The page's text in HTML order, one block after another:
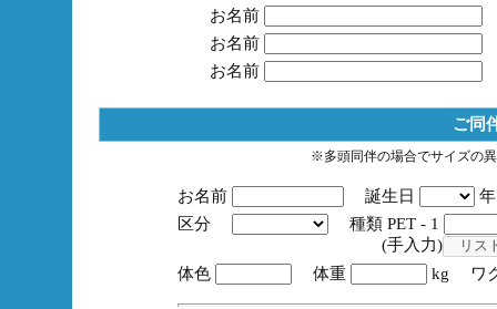
お名前
お名前
お名前
ご同
※多頭同伴の場合でサイズの
お名前 誕生日
区分
種類 PET - 1
(手入力)
体色
体重 kg ワ